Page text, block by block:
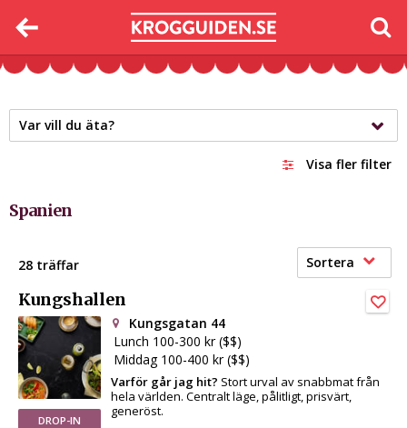
Var vill du äta?
Visa fler filter
Spanien
28 träffar Sortera
Kungshallen
DROP-IN
Kungsgatan 44
Lunch 100-300 kr ($$)
Middag 100-400 kr ($$)
Varför går jag hit? Stort urval av snabbmat från
hela världen. Centralt läge, pålitligt, prisvärt,
generöst.